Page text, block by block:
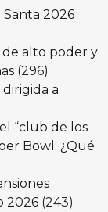
Santa 2026
alto poder y
(296)
a
“club de los
Bowl: ¿Qué
2026 (243)